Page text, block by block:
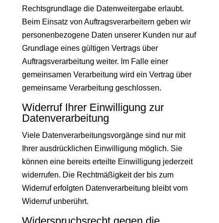
Rechtsgrundlage die Datenweitergabe erlaubt.
Beim Einsatz von Auftragsverarbeitern geben wir
personenbezogene Daten unserer Kunden nur auf
Grundlage eines gültigen Vertrags über
Auftragsverarbeitung weiter. Im Falle einer
gemeinsamen Verarbeitung wird ein Vertrag über
gemeinsame Verarbeitung geschlossen.
Widerruf Ihrer Einwilligung zur
Datenverarbeitung
Viele Datenverarbeitungsvorgänge sind nur mit
Ihrer ausdrücklichen Einwilligung möglich. Sie
können eine bereits erteilte Einwilligung jederzeit
widerrufen. Die Rechtmäßigkeit der bis zum
Widerruf erfolgten Datenverarbeitung bleibt vom
Widerruf unberührt.